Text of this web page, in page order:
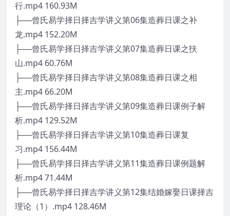
行.mp4 160.93M
├──曾氏易学择日择吉学讲义第06集造葬日课之补
龙.mp4 152.20M
├──曾氏易学择日择吉学讲义第07集造葬日课之扶
山.mp4 60.76M
├──曾氏易学择日择吉学讲义第08集造葬日课之相
主.mp4 66.20M
├──曾氏易学择日择吉学讲义第09集造葬日课例子解
析.mp4 129.52M
├──曾氏易学择日择吉学讲义第10集造葬日课复
习.mp4 156.44M
├──曾氏易学择日择吉学讲义第11集造葬日课例题解
析.mp4 71.44M
├──曾氏易学择日择吉学讲义第12集结婚嫁娶日课择吉
理论（1）.mp4 128.46M